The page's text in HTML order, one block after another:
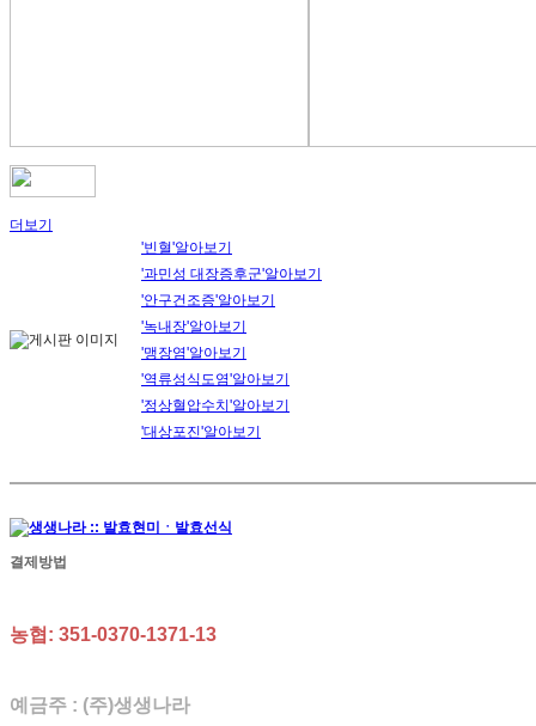
더보기
'빈혈'알아보기
'과민성 대장증후군'알아보기
'안구건조증'알아보기
'녹내장'알아보기
'맹장염'알아보기
'역류성식도염'알아보기
'정상혈압수치'알아보기
'대상포진'알아보기
결제방법
농협: 351-0370-1371-13
예금주 : (주)생생나라